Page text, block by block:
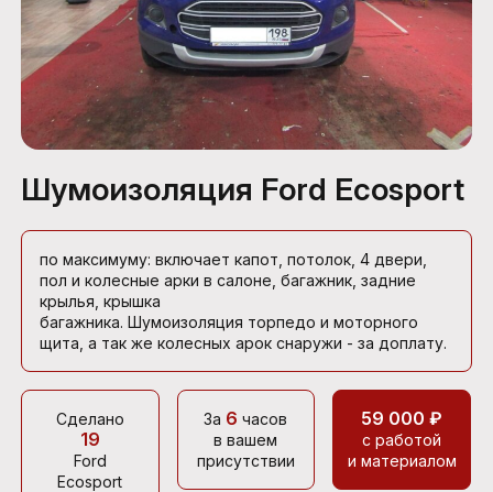
Шумоизоляция Ford Ecosport
по максимуму: включает капот, потолок, 4 двери,
пол и колесные арки в салоне, багажник, задние
крылья, крышка
багажника. Шумоизоляция торпедо и моторного
щита, а так же колесных арок снаружи - за доплату.
Сделано
19
Ford
Ecosport
За 6 часов
в вашем
присутствии
59 000 ₽
с работой
и материалом